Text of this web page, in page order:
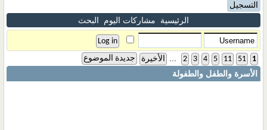
التسجيل
الرئيسية
مشاركات اليوم البحث
1
2 3 4 5 11 51 الأخيرة جديدة الموضوع
الأسرة والطفل والطفولة